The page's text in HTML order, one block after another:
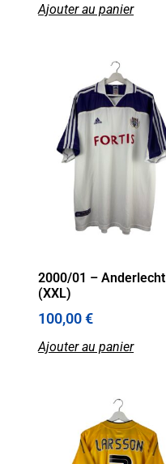
Ajouter au panier
2000/01 – Anderlecht
(XXL)
100,00€
Ajouter au panier